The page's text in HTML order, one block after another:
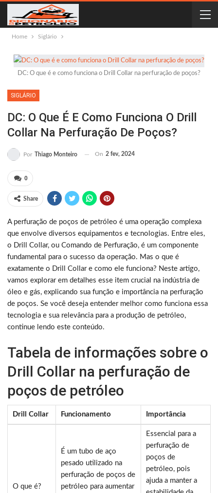
Home Siglário
DC: O que é e como funciona o Drill Collar na perfuração de poços?
SIGLÁRIO
DC: O Que É E Como Funciona O Drill
Collar Na Perfuração De Poços?
Por Thiago Monteiro On 2 fev, 2024
0
Share
A perfuração de poços de petróleo é uma operação complexa
que envolve diversos equipamentos e tecnologias. Entre eles,
o Drill Collar, ou Comando de Perfuração, é um componente
fundamental para o sucesso da operação. Mas o que é
exatamente o Drill Collar e como ele funciona? Neste artigo,
vamos explorar em detalhes esse item crucial na indústria de
óleo e gás, explicando sua função e importância na perfuração
de poços. Se você deseja entender melhor como funciona essa
tecnologia e sua relevância para a produção de petróleo,
continue lendo este conteúdo.
Tabela de informações sobre o
Drill Collar na perfuração de
poços de petróleo
Drill Collar Funcionamento Importância
O que é?
É um tubo de aço
pesado utilizado na
perfuração de poços de
petróleo para aumentar
Essencial para a
perfuração de
poços de
petróleo, pois
ajuda a manter a